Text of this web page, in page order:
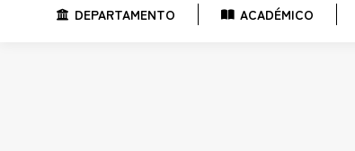
DEPARTAMENTO ACADÉMICO